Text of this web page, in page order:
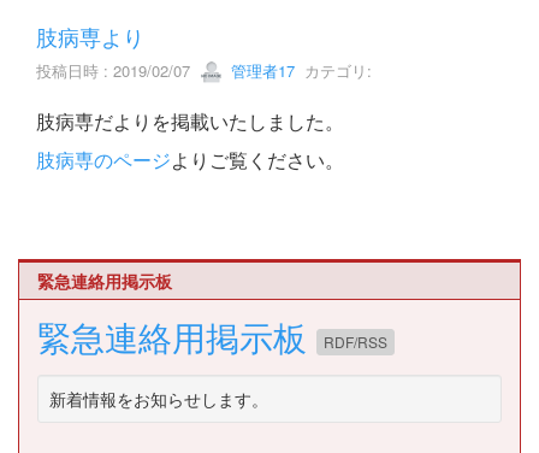
肢病専より
投稿日時 : 2019/02/07 管理者17 カテゴリ:
肢病専だよりを掲載いたしました。
肢病専のページよりご覧ください。
緊急連絡用掲示板
緊急連絡用掲示板 RDF/RSS
新着情報をお知らせします。